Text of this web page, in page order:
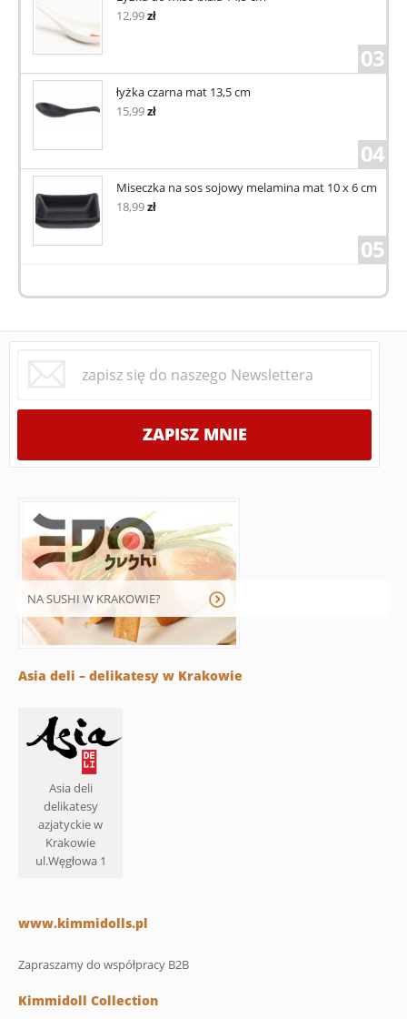
12,99zł
03
łyżka czarna mat 13,5 cm
15,99zł
04
Miseczka na sos sojowy melamina mat 10 x 6 cm
18,99zł
05
NA SUSHI W KRAKOWIE?
Asia deli – delikatesy w Krakowie
Asia deli
delikatesy
azjatyckie w
Krakowie
ul.Węgłowa 1
www.kimmidolls.pl
Zapraszamy do współpracy B2B
Kimmidoll Collection